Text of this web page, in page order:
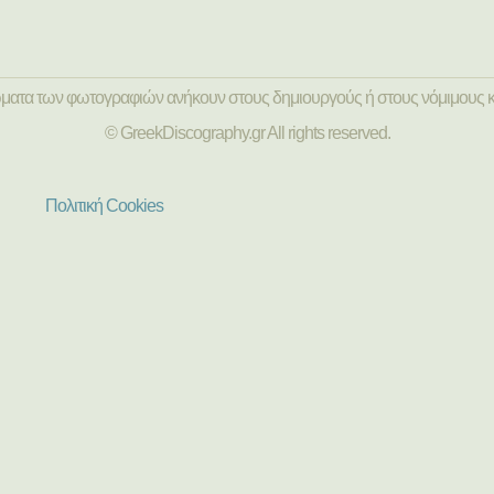
των φωτογραφιών ανήκουν στους δημιουργούς ή στους νόμιμους
© GreekDiscography.gr All rights reserved.
Πολιτική Cookies